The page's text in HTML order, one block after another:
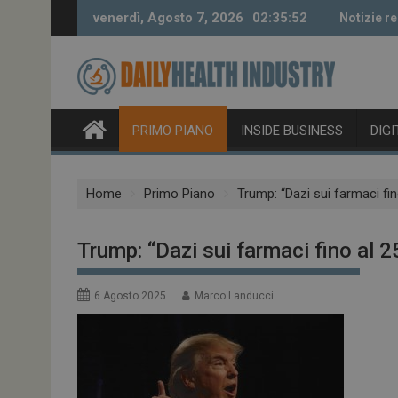
venerdì, Agosto 7, 2026 02:35:53 Notizie
PRIMO PIANO INSIDE BUSINESS
Home Primo Piano Trump: “Dazi sui farmaci
Trump: “Dazi sui farmaci fino al
6 Agosto 2025 Marco Landucci